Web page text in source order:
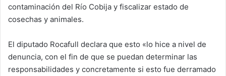
contaminación del Río Cobija y fiscalizar estado de
cosechas y animales.
El diputado Rocafull declara que esto «lo hice a nivel de
denuncia, con el fin de que se puedan determinar las
responsabilidades y concretamente si esto fue derramado